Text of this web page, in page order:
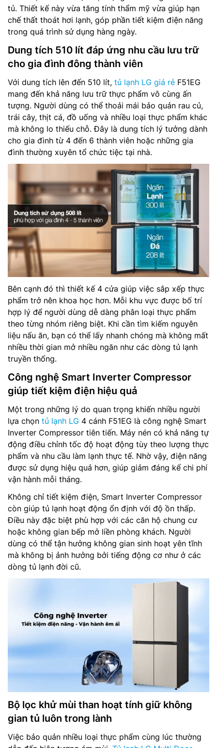
tủ. Thiết kế này vừa tăng tính thẩm mỹ vừa giúp hạn
chế thất thoát hơi lạnh, góp phần tiết kiệm điện năng
trong quá trình sử dụng hàng ngày.
Dung tích 510 lít đáp ứng nhu cầu lưu trữ
cho gia đình đông thành viên
Với dung tích lên đến 510 lít, tủ lạnh LG giá rẻ F51EG
mang đến khả năng lưu trữ thực phẩm vô cùng ấn
tượng. Người dùng có thể thoải mái bảo quản rau củ,
trái cây, thịt cá, đồ uống và nhiều loại thực phẩm khác
mà không lo thiếu chỗ. Đây là dung tích lý tưởng dành
cho gia đình từ 4 đến 6 thành viên hoặc những gia
đình thường xuyên tổ chức tiệc tại nhà.
Bên cạnh đó thì thiết kế 4 cửa giúp việc sắp xếp thực
phẩm trở nên khoa học hơn. Mỗi khu vực được bố trí
hợp lý để người dùng dễ dàng phân loại thực phẩm
theo từng nhóm riêng biệt. Khi cần tìm kiếm nguyên
liệu nấu ăn, bạn có thể lấy nhanh chóng mà không mất
nhiều thời gian mở nhiều ngăn như các dòng tủ lạnh
truyền thống.
Công nghệ Smart Inverter Compressor
giúp tiết kiệm điện hiệu quả
Một trong những lý do quan trọng khiến nhiều người
lựa chọn tủ lạnh LG 4 cánh F51EG là công nghệ Smart
Inverter Compressor tiên tiến. Máy nén có khả năng tự
động điều chỉnh tốc độ hoạt động tùy theo lượng thực
phẩm và nhu cầu làm lạnh thực tế. Nhờ vậy, điện năng
được sử dụng hiệu quả hơn, giúp giảm đáng kể chi phí
vận hành mỗi tháng.
Không chỉ tiết kiệm điện, Smart Inverter Compressor
còn giúp tủ lạnh hoạt động ổn định với độ ồn thấp.
Điều này đặc biệt phù hợp với các căn hộ chung cư
hoặc không gian bếp mở liền phòng khách. Người
dùng có thể tận hưởng không gian sinh hoạt yên tĩnh
mà không bị ảnh hưởng bởi tiếng động cơ như ở các
dòng tủ lạnh đời cũ.
Bộ lọc khử mùi than hoạt tính giữ không
gian tủ luôn trong lành
Việc bảo quản nhiều loại thực phẩm cùng lúc thường